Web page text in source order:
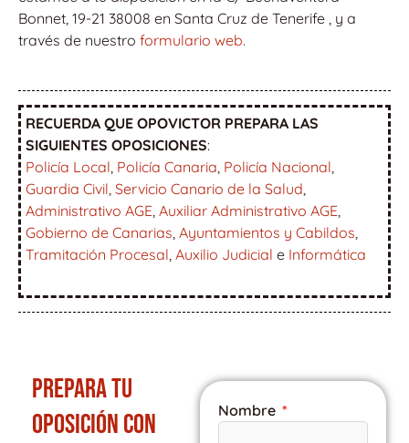
Bonnet, 19-21 38008 en Santa Cruz de Tenerife , y a
través de nuestro formulario web.
RECUERDA QUE OPOVICTOR PREPARA LAS
SIGUIENTES OPOSICIONES:
Policía Local, Policía Canaria, Policía Nacional,
Guardia Civil, Servicio Canario de la Salud,
Administrativo AGE, Auxiliar Administrativo AGE,
Gobierno de Canarias, Ayuntamientos y Cabildos,
Tramitación Procesal, Auxilio Judicial e Informática
PREPARA TU
OPOSICIÓN CON
Nombre